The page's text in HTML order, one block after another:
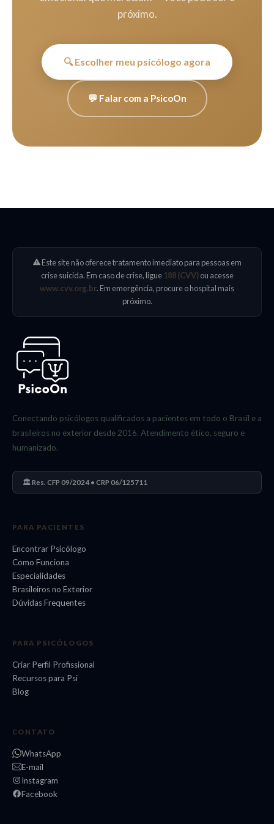
próximo.
🔍 Escolher meu psicólogo agora
💬 Falar com a PsicoOn
Este site não oferece tratamento imediato para pessoas em
crise suicida. Em caso de crise, ligue 188 (CVV)ou acesse
www.cvv.org.br. Em emergência, procure o hospital mais
próximo.
Conectando psicólogos qualificados a pacientes em todo o Brasil e a
brasileiros no exterior desde 2016. Atendimento ético, seguro e
humanizado.
🏛️ Res. CFP 09/2024 • CRP 06/125711
PARA PACIENTES
Encontrar Psicólogo
Como Funciona
Especialidades
Brasileiros no Exterior
Dúvidas Frequentes
PARA PSICÓLOGOS
Criar Perfil Profissional
Recursos para Psi
Blog
CONTATO
WhatsApp
E-mail
Instagram
Facebook